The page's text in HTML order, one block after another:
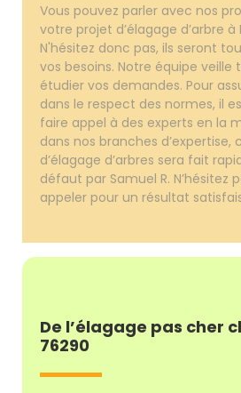
Vous pouvez parler avec nos
votre projet d’élagage d’arbre à
N'hésitez donc pas, ils seront
vos besoins. Notre équipe veille
étudier vos demandes. Pour
dans le respect des normes, il
faire appel à des experts en la
dans nos branches d’expertise,
d’élagage d’arbres sera fait
défaut par Samuel R. N’hésitez
appeler pour un résultat
De l’élagage pas cher
76290